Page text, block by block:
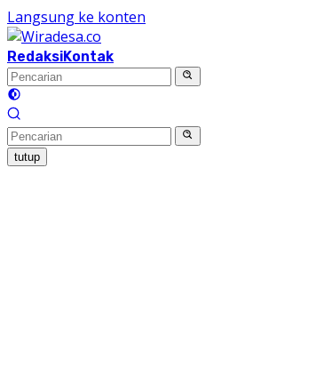
Langsung ke konten
RedaksiKontak
tutup